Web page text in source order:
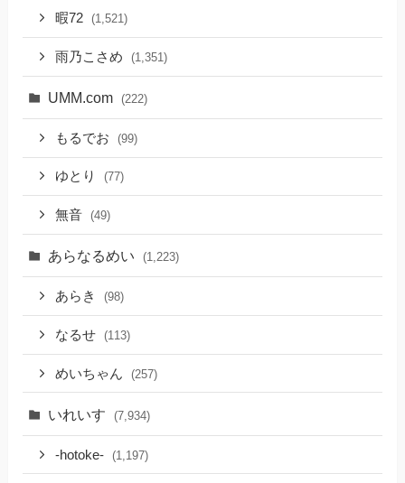
暇72 (1,521)
雨乃こさめ (1,351)
UMM.com (222)
もるでお (99)
ゆとり (77)
無音 (49)
あらなるめい (1,223)
あらき (98)
なるせ (113)
めいちゃん (257)
いれいす (7,934)
-hotoke- (1,197)